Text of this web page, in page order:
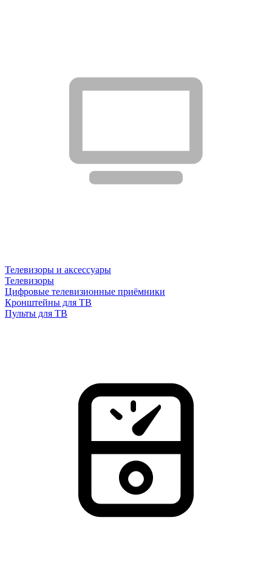
Телевизоры и аксессуары
Телевизоры
Цифровые телевизионные приёмники
Кронштейны для ТВ
Пульты для ТВ